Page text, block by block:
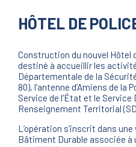
HÔTEL DE
Construction du nouvel Hôtel
destiné à accueillir les
Départementale de la
80), l’antenne d’Amiens de la
Service de l’État et le
Renseignement Territorial
L’opération s’inscrit dans
Bâtiment Durable associée à